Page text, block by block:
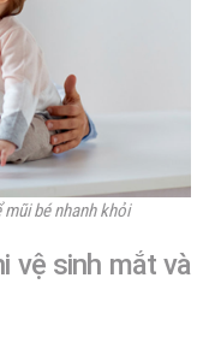
bé nhanh khỏi
vệ sinh mắt và